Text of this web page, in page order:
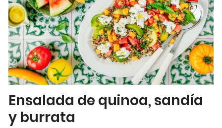
Ensalada de quinoa, sandía
y burrata